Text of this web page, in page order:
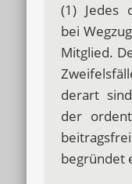
(1) Jedes
bei
Mitglied.
derart
der
begründet